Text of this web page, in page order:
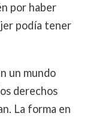
por haber
podía tener
un mundo
derechos
La forma en